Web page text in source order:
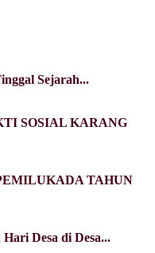
Sejarah...
SOSIAL KARANG
TAHUN
Desa di Desa...